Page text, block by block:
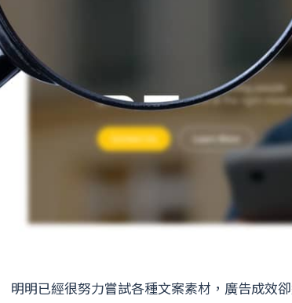
明明已經很努力嘗試各種文案素材，廣告成效